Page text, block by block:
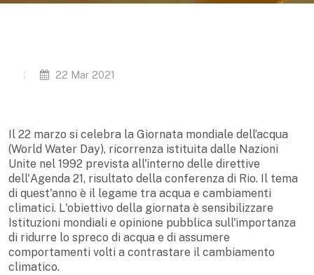
22 Mar 2021
Il 22 marzo si celebra la Giornata mondiale dell’acqua
(World Water Day), ricorrenza istituita dalle Nazioni
Unite nel 1992 prevista all'interno delle direttive
dell'Agenda 21, risultato della conferenza di Rio. Il tema
di quest'anno è il legame tra acqua e cambiamenti
climatici. L'obiettivo della giornata è sensibilizzare
Istituzioni mondiali e opinione pubblica sull'importanza
di ridurre lo spreco di acqua e di assumere
comportamenti volti a contrastare il cambiamento
climatico.